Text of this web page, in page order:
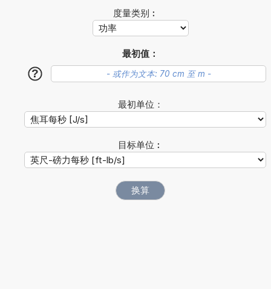
度量类别︰
最初值：
?
最初单位：
目标单位︰